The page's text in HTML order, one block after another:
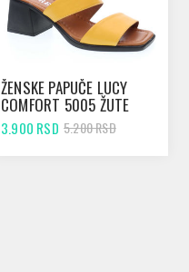
ŽENSKE PAPUČE LUCY
COMFORT 5005 ŽUTE
3.900 RSD 5.200 RSD